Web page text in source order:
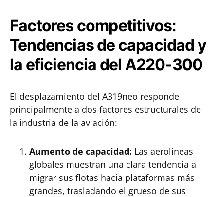
Factores competitivos:
Tendencias de capacidad y
la eficiencia del A220-300
El desplazamiento del A319neo responde
principalmente a dos factores estructurales de
la industria de la aviación:
Aumento de capacidad: Las aerolíneas
globales muestran una clara tendencia a
migrar sus flotas hacia plataformas más
grandes, trasladando el grueso de sus